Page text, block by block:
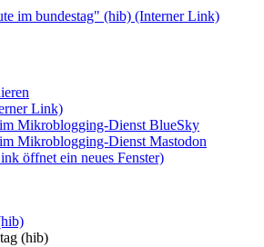
im bundestag" (hib) (Interner Link)
Link)
Mikroblogging-Dienst BlueSky
Mikroblogging-Dienst Mastodon
öffnet ein neues Fenster)
(hib)